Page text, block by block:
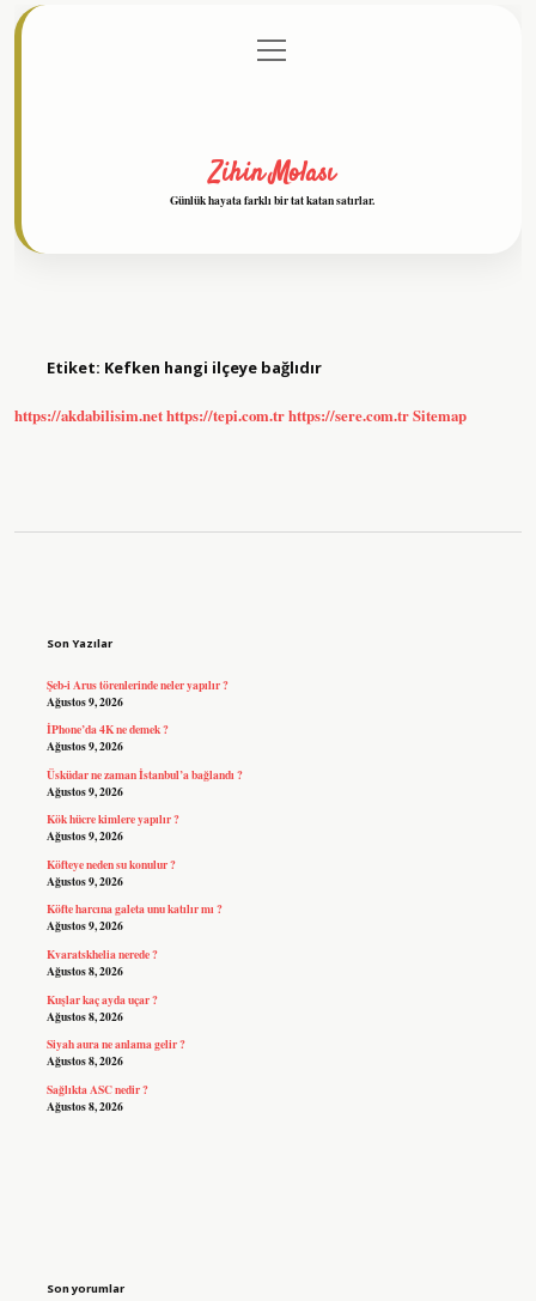
Gizlilik Politikası
menüyü
aç
Zihin Molası
Günlük hayata farklı bir tat katan satırlar.
Etiket: Kefken hangi ilçeye bağlıdır
https://akdabilisim.nethttps://tepi.com.trhttps://sere.com.trSitemap
Son Yazılar
Şeb-i Arus törenlerinde neler yapılır ?
Ağustos 9, 2026
İPhone’da 4K ne demek ?
Ağustos 9, 2026
Üsküdar ne zaman İstanbul’a bağlandı ?
Ağustos 9, 2026
Kök hücre kimlere yapılır ?
Ağustos 9, 2026
Köfteye neden su konulur ?
Ağustos 9, 2026
Köfte harcına galeta unu katılır mı ?
Ağustos 9, 2026
Kvaratskhelia nerede ?
Ağustos 8, 2026
Kuşlar kaç ayda uçar ?
Ağustos 8, 2026
Siyah aura ne anlama gelir ?
Ağustos 8, 2026
Sağlıkta ASC nedir ?
Ağustos 8, 2026
Son yorumlar